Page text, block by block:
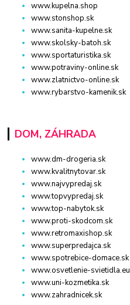
www.kupelna.shop
www.stonshop.sk
www.sanita-kupelne.sk
www.skolsky-batoh.sk
www.sportaturistika.sk
www.potraviny-online.sk
www.zlatnictvo-online.sk
www.rybarstvo-kamenik.sk
DOM, ZÁHRADA
www.dm-drogeria.sk
www.kvalitnytovar.sk
www.najvypredaj.sk
www.topvypredaj.sk
www.top-nabytok.sk
www.proti-skodcom.sk
www.retromaxishop.sk
www.superpredajca.sk
www.spotrebice-domace.sk
www.osvetlenie-svietidla.eu
www.uni-kozmetika.sk
www.zahradnicek.sk